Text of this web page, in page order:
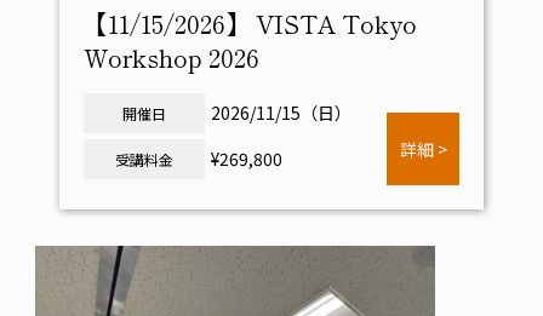
【11/15/2026】 VISTA Tokyo
Workshop 2026
開催日 2026/11/15（日）
受講料金 ¥269,800 詳細 >